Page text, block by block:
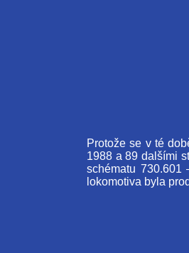
Protože se v té
1988 a 89 dalšími
schématu
lokomotiva byla